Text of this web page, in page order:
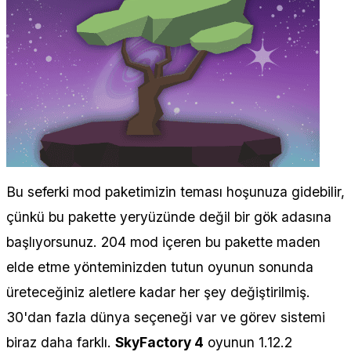
Bu seferki mod paketimizin teması hoşunuza gidebilir,
çünkü bu pakette yeryüzünde değil bir gök adasına
başlıyorsunuz. 204 mod içeren bu pakette maden
elde etme yönteminizden tutun oyunun sonunda
üreteceğiniz aletlere kadar her şey değiştirilmiş.
30'dan fazla dünya seçeneği var ve görev sistemi
biraz daha farklı. SkyFactory 4 oyunun 1.12.2